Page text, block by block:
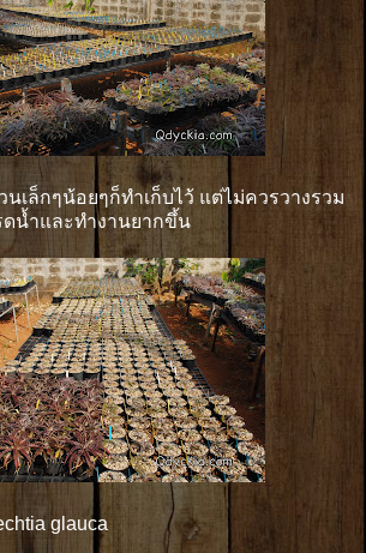
เล็กๆน้อยๆก็ทำเก็บไว้ แต่ไม่ควรวางรวม
ดน้ำและทำงานยากขึ้น
glauca